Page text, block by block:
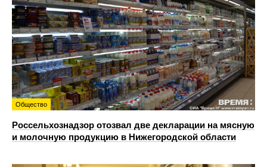
Общество
Россельхознадзор отозвал две декларации на мясную
и молочную продукцию в Нижегородской области